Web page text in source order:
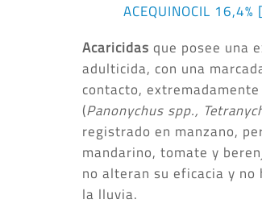
ACEQUINOCIL
Acaricidas que posee una
adulticida, con una
contacto,
(Panonychus spp.,
registrado en manzano,
mandarino, tomate y
no alteran su eficacia y
la lluvia.